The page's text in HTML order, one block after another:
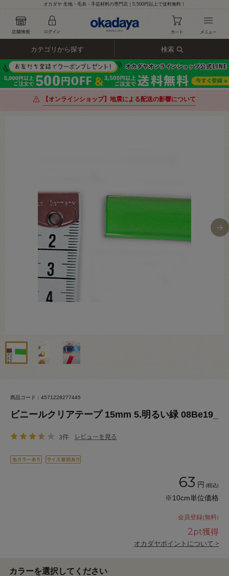
オカダヤ 生地・毛糸・手芸材料の専門店｜5,500円以上で送料無料！
カテゴリから探す 検索
【オンラインショップ】地震による配送の影響について
商品コード：4571228277445
ビニールクリアテープ 15mm 5.明るい緑 08Be19_
3件 レビューを見る
63 円 (税込)
※10cm単位価格
会員登録(無料)
2pt獲得
オカダヤポイントについて >
カラーを選択してください